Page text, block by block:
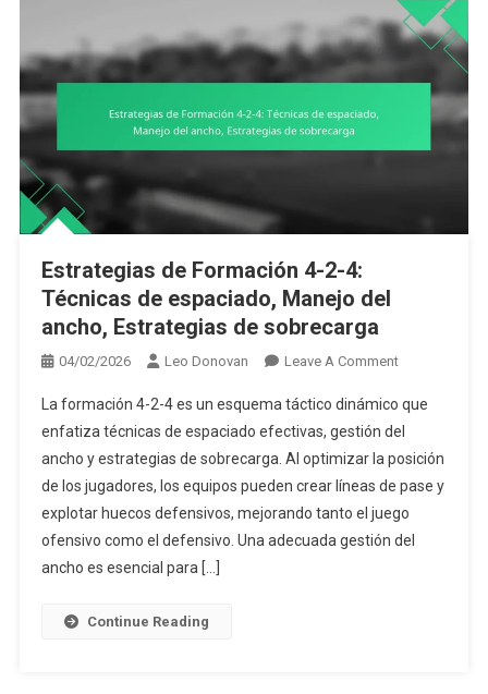
El
Mediocampo
Estrategias de Formación 4-2-4:
Técnicas de espaciado, Manejo del
ancho, Estrategias de sobrecarga
04/02/2026 Leo Donovan Leave A CommentOn
De
Formación
4-
2-
4:
Técnicas
La formación 4-2-4 es un esquema táctico dinámico que
enfatiza técnicas de espaciado efectivas, gestión del
ancho y estrategias de sobrecarga. Al optimizar la posición
de los jugadores, los equipos pueden crear líneas de pase y
explotar huecos defensivos, mejorando tanto el juego
ofensivo como el defensivo. Una adecuada gestión del
ancho es esencial para […]
Continue Reading